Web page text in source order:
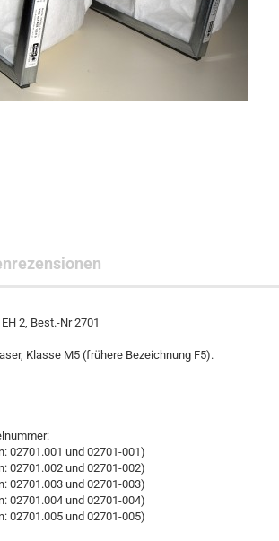
2, Best.-Nr 2701
Klasse M5 (frühere Bezeichnung F5).
02701.001 und 02701-001)
02701.002 und 02701-002)
02701.003 und 02701-003)
02701.004 und 02701-004)
02701.005 und 02701-005)